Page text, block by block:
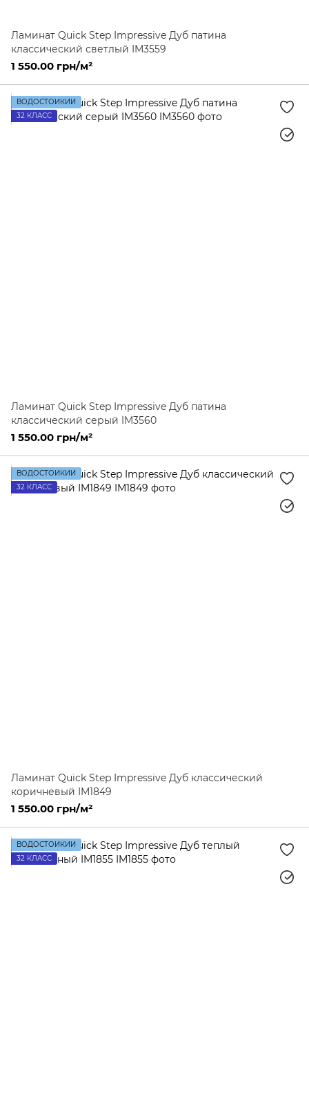
Ламинат Quick Step Impressive Дуб патина
классический светлый IM3559
1 550.00 грн/м²
ВОДОСТОЙКИЙ
32 КЛАСС
Ламинат Quick Step Impressive Дуб патина
классический серый IM3560
1 550.00 грн/м²
ВОДОСТОЙКИЙ
32 КЛАСС
Ламинат Quick Step Impressive Дуб классический
коричневый IM1849
1 550.00 грн/м²
ВОДОСТОЙКИЙ
32 КЛАСС